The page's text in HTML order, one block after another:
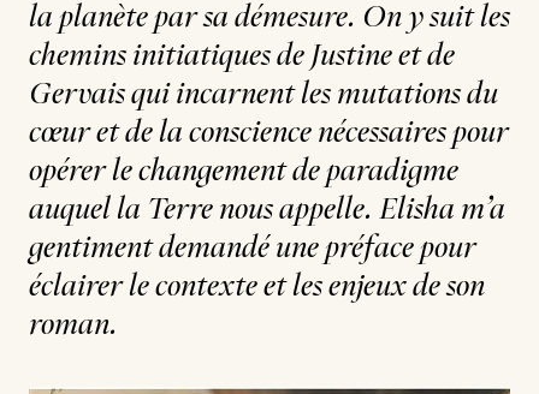
la planète par sa démesure. On y suit les
chemins initiatiques de Justine et de
Gervais qui incarnent les mutations du
cœur et de la conscience nécessaires pour
opérer le changement de paradigme
auquel la Terre nous appelle. Elisha m’a
gentiment demandé une préface pour
éclairer le contexte et les enjeux de son
roman.